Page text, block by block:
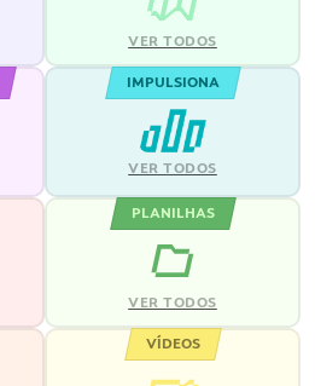
VER TODOS
IMPULSIONA
VER TODOS
PLANILHAS
VER TODOS
VÍDEOS